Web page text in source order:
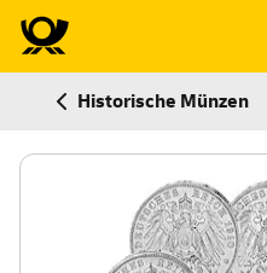
Historische Münzen